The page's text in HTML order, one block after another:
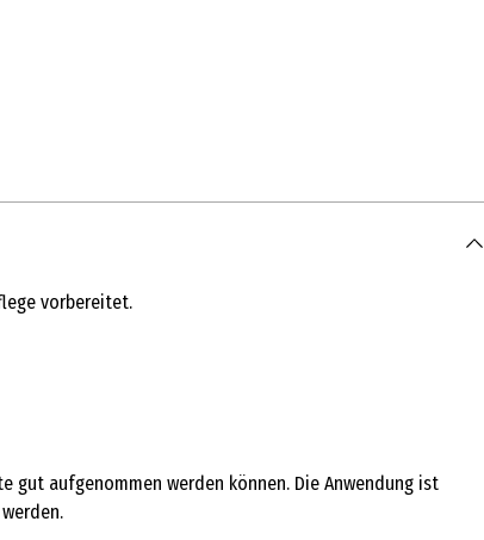
vorbereitet.
aufgenommen werden können. Die Anwendung ist